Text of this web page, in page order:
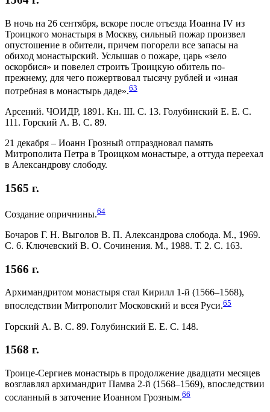
В ночь на 26 сентября, вскоре после отъезда Иоанна IV из
Троицкого монастыря в Москву, сильный пожар произвел
опустошение в обители, причем погорели все запасы на
обиход монастырский. Услышав о пожаре, царь «зело
оскорбися» и повелел строить Троицкую обитель по-
прежнему, для чего пожертвовал тысячу рублей и «иная
потребная в монастырь даде».63
Арсений. ЧОИДР, 1891. Кн. III. С. 13. Голубинский Е. Е. С.
111. Горский А. В. С. 89.
21 декабря – Иоанн Грозный отпраздновал память
Митрополита Петра в Троицком монастыре, а оттуда переехал
в Александрову слободу.
1565 г.
Создание опричнины.64
Бочаров Г. Н. Выголов В. П. Александрова слобода. М., 1969.
С. 6. Ключевский В. О. Сочинения. М., 1988. Т. 2. С. 163.
1566 г.
Архимандритом монастыря стал Кирилл 1-й (1566–1568),
впоследствии Митрополит Московский и всея Руси.65
Горский А. В. С. 89. Голубинский Е. Е. С. 148.
1568 г.
Троице-Сергиев монастырь в продолжение двадцати месяцев
возглавлял архимандрит Памва 2-й (1568–1569), впоследствии
сосланный в заточение Иоанном Грозным.66